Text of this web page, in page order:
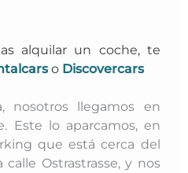
alquilar un coche, te
o Discovercars
nosotros llegamos en
Este lo aparcamos, en
que está cerca del
Ostrastrasse, y nos